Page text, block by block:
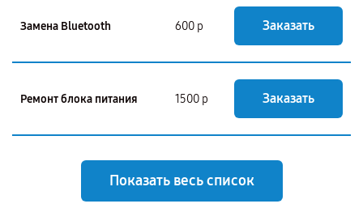
Замена Bluetooth 600 р Заказать
Ремонт блока питания 1500 р Заказать
Показать весь список